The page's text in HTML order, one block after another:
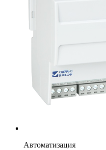
Автоматизация